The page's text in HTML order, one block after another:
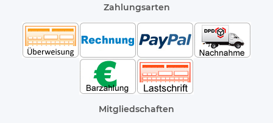
Zahlungsarten
Mitgliedschaften